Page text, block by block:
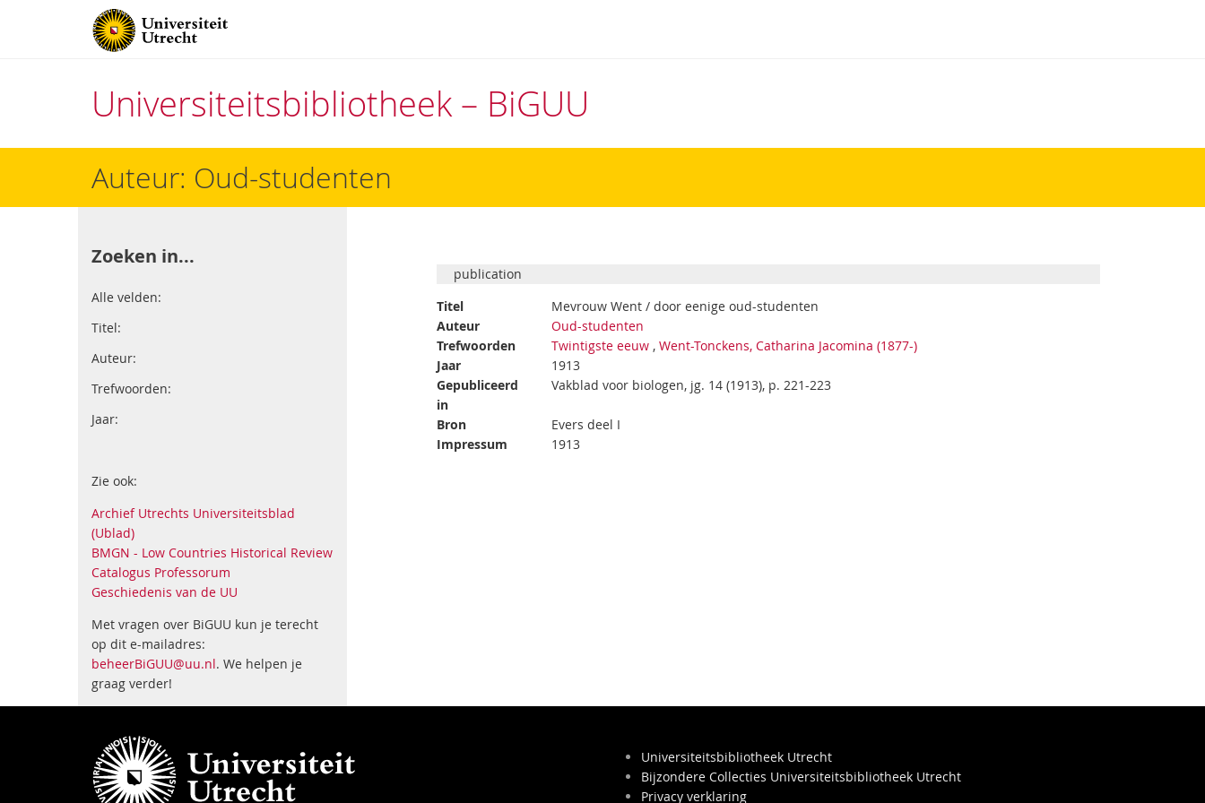
Universiteitsbibliotheek – BiGUU
Auteur: Oud-studenten
Zoeken in...
Alle velden:
Titel:
Auteur:
Trefwoorden:
Jaar:
Zie ook:
Archief Utrechts Universiteitsblad
(Ublad)
BMGN - Low Countries Historical Review
Catalogus Professorum
Geschiedenis van de UU
Met vragen over BiGUU kun je terecht
op dit e-mailadres:
beheerBiGUU@uu.nl. We helpen je
graag verder!
publication
Titel
Mevrouw Went / door eenige oud-studenten
Auteur
Oud-studenten
Trefwoorden
Twintigste eeuw ,Went-Tonckens, Catharina Jacomina (1877-)
Jaar
1913
Gepubliceerd
in
Vakblad voor biologen, jg. 14 (1913), p. 221-223
Bron
Evers deel I
Impressum
1913
Universiteitsbibliotheek Utrecht
Bijzondere Collecties Universiteitsbibliotheek Utrecht
Privacy verklaring